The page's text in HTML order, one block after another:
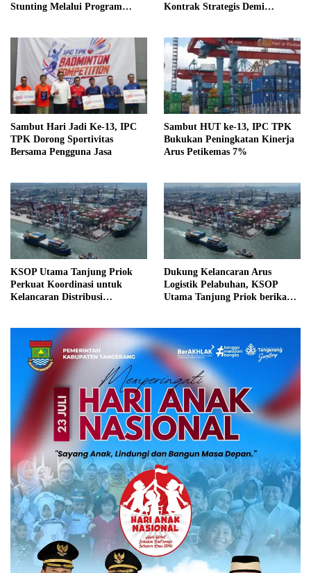
Stunting Melalui Program
Kontrak Strategis Demi
Sambut Hari Jadi Ke-13, IPC
TPK Dorong Sportivitas
Bersama Pengguna Jasa
Sambut HUT ke-13, IPC TPK
Bukukan Peningkatan Kinerja
Arus Petikemas 7%
KSOP Utama Tanjung Priok
Perkuat Koordinasi untuk
Kelancaran Distribusi
Dukung Kelancaran Arus
Logistik Pelabuhan, KSOP
Utama Tanjung Priok berikan